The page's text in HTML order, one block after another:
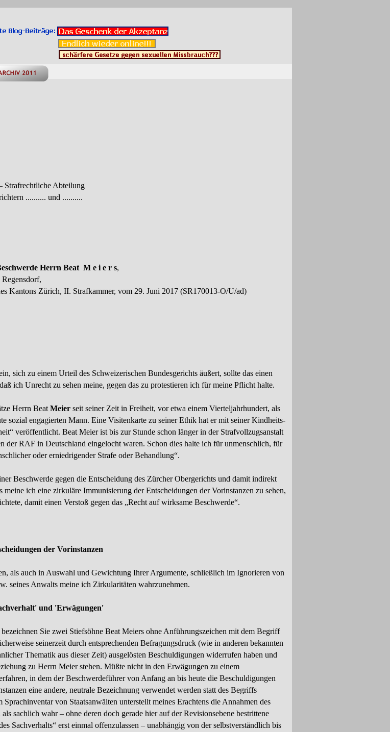
Strafrechtliche Abteilung
.......... und ..........
Herrn Beat M e i e r s,
Kantons Zürich, II. Strafkammer, vom 29. Juni 2017 (SR170013-O/U/ad)
sich zu einem Urteil des Schweizerischen Bundesgerichts äußert, sollte das einen
ich Unrecht zu sehen meine, gegen das zu protestieren ich für meine Pflicht halte.
Herrn Beat Meier seit seiner Zeit in Freiheit, vor etwa einem Vierteljahrhundert, als
sozial engagierten Mann. Eine Visitenkarte zu seiner Ethik hat er mit seiner Kindheits-
veröffentlicht. Beat Meier ist bis zur Stunde schon länger in der Strafvollzugsanstalt
der RAF in Deutschland eingelocht waren. Schon dies halte ich für unmenschlich, für
oder erniedrigender Strafe oder Behandlung“.
Beschwerde gegen die Entscheidung des Zürcher Obergerichts und damit indirekt
meine ich eine zirkuläre Immunisierung der Entscheidungen der Vorinstanzen zu sehen,
damit einen Verstoß gegen das „Recht auf wirksame Beschwerde“.
der Vorinstanzen
als auch in Auswahl und Gewichtung Ihrer Argumente, schließlich im Ignorieren von
seines Anwalts meine ich Zirkularitäten wahrzunehmen.
und 'Erwägungen'
bezeichnen Sie zwei Stiefsöhne Beat Meiers ohne Anführungszeichen mit dem Begriff
seinerzeit durch entsprechenden Befragungsdruck (wie in anderen bekannten
Thematik aus dieser Zeit) ausgelösten Beschuldigungen widerrufen haben und
zu Herrn Meier stehen. Müßte nicht in den Erwägungen zu einem
in dem der Beschwerdeführer von Anfang an bis heute die Beschuldigungen
eine andere, neutrale Bezeichnung verwendet werden statt des Begriffs
von Staatsanwälten unterstellt meines Erachtens die Annahmen des
sachlich wahr – ohne deren doch gerade hier auf der Revisionsebene bestrittene
Sachverhalts“ erst einmal offenzulassen – unabhängig von der selbstverständlich bis